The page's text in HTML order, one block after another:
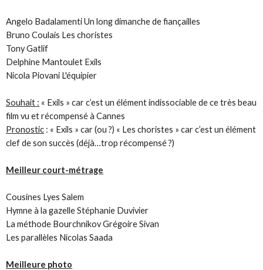
Angelo Badalamenti Un long dimanche de fiançailles
Bruno Coulais Les choristes
Tony Gatlif
Delphine Mantoulet Exils
Nicola Piovani L'équipier
Souhait : « Exils » car c’est un élément indissociable de ce très beau
film vu et récompensé à Cannes
Pronostic : « Exils » car (ou ?) « Les choristes » car c’est un élément
clef de son succès (déjà…trop récompensé ?)
Meilleur court-métrage
Cousines Lyes Salem
Hymne à la gazelle Stéphanie Duvivier
La méthode Bourchnikov Grégoire Sivan
Les parallèles Nicolas Saada
Meilleure photo